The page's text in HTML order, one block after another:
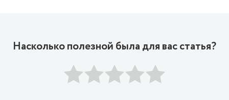
Насколько полезной была для вас статья?